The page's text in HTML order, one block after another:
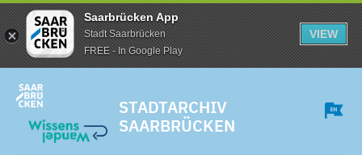
Saarbrücken App
Stadt Saarbrücken
FREE - In Google Play
VIEW
STADTARCHIV
SAARBRÜCKEN